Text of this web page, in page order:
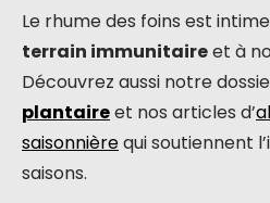
Le rhume des foins est
terrain immunitaireet à
Découvrez aussi notre
plantaireet nos articles d’
saisonnièrequi soutiennent
saisons.